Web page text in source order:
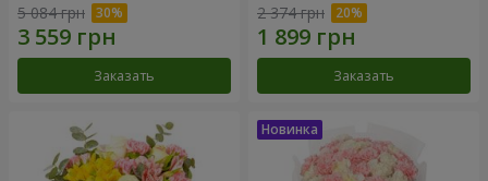
5 084 грн
Заказать
2 374 грн
Заказать